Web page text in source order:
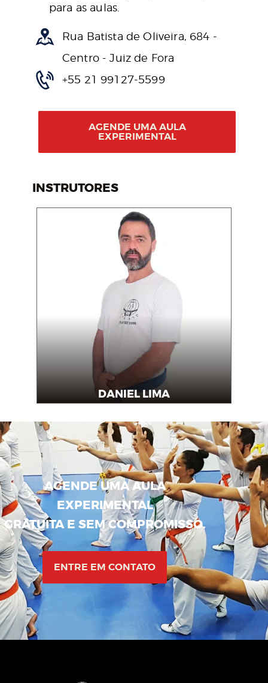
para as aulas.
Rua Batista de Oliveira, 684 -
Centro - Juiz de Fora
+55 21 99127-5599
AGENDE UMA AULA
EXPERIMENTAL
INSTRUTORES
DANIEL LIMA
Instrutor
AGENDE UMA AULA
EXPERIMENTAL
GRATUITA E SEM COMPROMISSO.
ENTRE EM CONTATO